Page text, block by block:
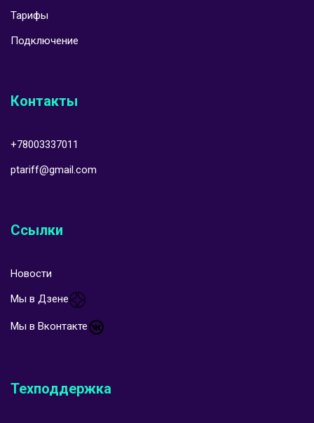
Тарифы
Подключение
Контакты
+78003337011
ptariff@gmail.com
Ссылки
Новости
Мы в Дзене
Мы в Вконтакте
Техподдержка